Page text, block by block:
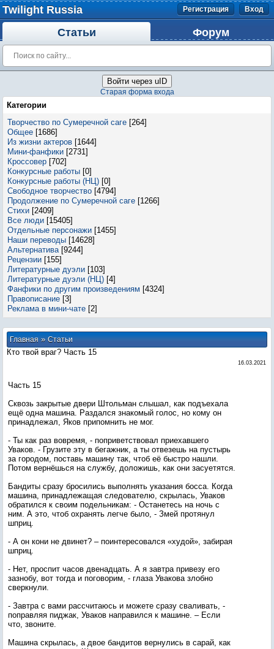
Twilight Russia Регистрация Вход
Статьи Форум
Войти через uID
Старая форма входа
Категории
Творчество по Сумеречной саге [264]
Общее [1686]
Из жизни актеров [1644]
Мини-фанфики [2731]
Кроссовер [702]
Конкурсные работы [0]
Конкурсные работы (НЦ) [0]
Свободное творчество [4794]
Продолжение по Сумеречной саге [1266]
Стихи [2409]
Все люди [15405]
Отдельные персонажи [1455]
Наши переводы [14628]
Альтернатива [9244]
Рецензии [155]
Литературные дуэли [103]
Литературные дуэли (НЦ) [4]
Фанфики по другим произведениям [4324]
Правописание [3]
Реклама в мини-чате [2]
Главная»Статьи
Кто твой враг? Часть 15
16.03.2021
Часть 15
Сквозь закрытые двери Штольман слышал, как подъехала
ещё одна машина. Раздался знакомый голос, но кому он
принадлежал, Яков припомнить не мог.
- Ты как раз вовремя, - поприветствовал приехавшего
Уваков. - Грузите эту в бегажник, а ты отвезешь на пустырь
за городом, поставь машину так, чтоб её быстро нашли.
Потом вернёшься на службу, доложишь, как они засуетятся.
Бандиты сразу бросились выполнять указания босса. Когда
машина, принадлежащая следователю, скрылась, Уваков
обратился к своим подельникам: - Останетесь на ночь с
ним. А это, чтоб охранять легче было, - Змей протянул
шприц.
- А он кони не двинет? – поинтересовался «худой», забирая
шприц.
- Нет, проспит часов двенадцать. А я завтра привезу его
зазнобу, вот тогда и поговорим, - глаза Увакова злобно
сверкнули.
- Завтра с вами рассчитаюсь и можете сразу сваливать, -
поправляя пиджак, Уваков направился к машине. – Если
что, звоните.
Машина скрылась, а двое бандитов вернулись в сарай, как